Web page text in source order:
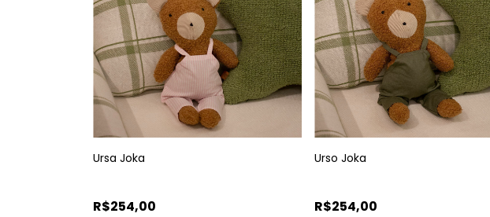
Ursa Joka
R$254,00
Urso Joka
R$254,00